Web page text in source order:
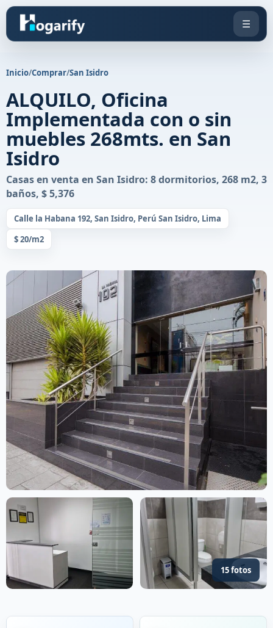
☰
Inicio/Comprar/San Isidro
ALQUILO, Oficina
Implementada con o sin
muebles 268mts. en San
Isidro
Casas en venta en San Isidro: 8 dormitorios, 268 m2, 3
baños, $ 5,376
Calle la Habana 192, San Isidro, Perú San Isidro, Lima
$ 20/m2
15 fotos